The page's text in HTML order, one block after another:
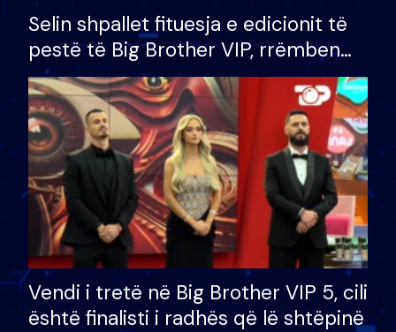
Selin shpallet fituesja e edicionit të
pestë të Big Brother VIP, rrëmben
çmimin e madh prej 100 mijë eurosh
Vendi i tretë në Big Brother VIP 5, cili
është finalisti i radhës që lë shtëpinë